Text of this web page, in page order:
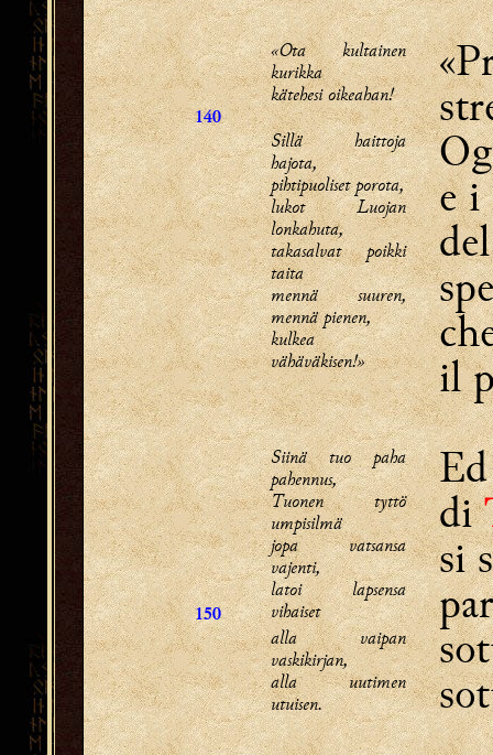
140
«Ota kultainen
kurikka
kätehesi oikeahan!
Sillä haittoja
hajota,
pihtipuoliset porota,
lukot Luojan
lonkahuta,
takasalvat poikki
taita
mennä suuren,
mennä pienen,
kulkea
vähäväkisen!»
e i
il
150
Siinä tuo paha
pahennus,
Tuonen tyttö
umpisilmä
jopa vatsansa
vajenti,
latoi lapsensa
vihaiset
di
si
alla vaipan
vaskikirjan,
alla uutimen
utuisen.